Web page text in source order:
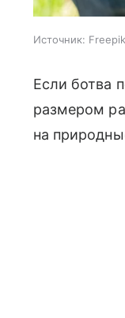
Источник: Freepik
Если ботва
размером
на